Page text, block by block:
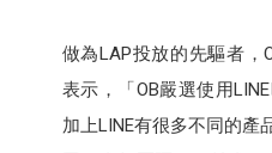
做為LAP投放的先驅者，
表示，「OB嚴選使用
加上LINE有很多不同的產